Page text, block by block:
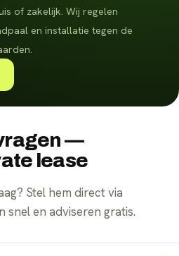
of zakelijk. Wij regelen
en installatie tegen de
—
lease
Stel hem direct via
en adviseren gratis.